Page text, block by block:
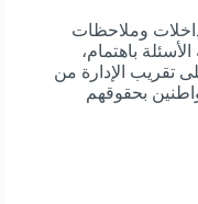
وملاحظات
باهتمام،
تقريب الإدارة من
بحقوقهم